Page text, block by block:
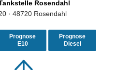
Rosendahl
· 48720 Rosendahl
Prognose
E10
Prognose
Diesel